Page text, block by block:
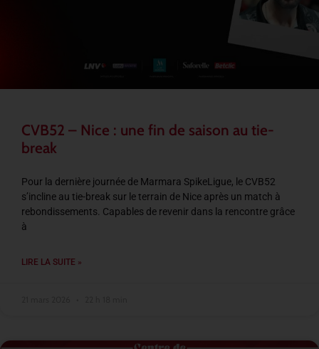
CVB52 – Nice : une fin de saison au tie-
break
Pour la dernière journée de Marmara SpikeLigue, le CVB52
s’incline au tie-break sur le terrain de Nice après un match à
rebondissements. Capables de revenir dans la rencontre grâce
à
LIRE LA SUITE »